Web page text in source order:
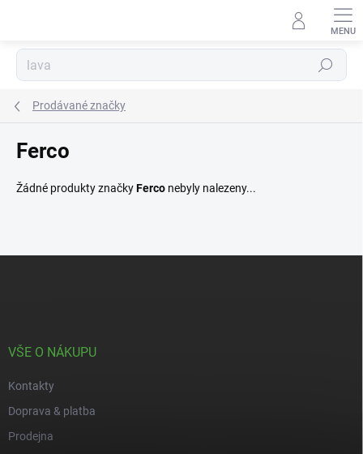
Hledat
Prodávané značky
Ferco
Žádné produkty značkyFerco nebyly nalezeny...
VŠE O NÁKUPU
Kontakty
Doprava & platba
Prodejna